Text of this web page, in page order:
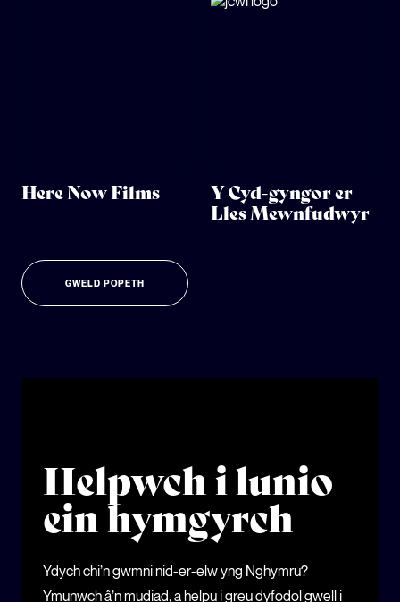
Here Now Films
Y Cyd-gyngor er
Lles Mewnfudwyr
GWELD POPETH
Helpwch i lunio
ein hymgyrch
Ydych chi’n gwmni nid-er-elw yng Nghymru?
Ymunwch â’n mudiad, a helpu i greu dyfodol gwell i